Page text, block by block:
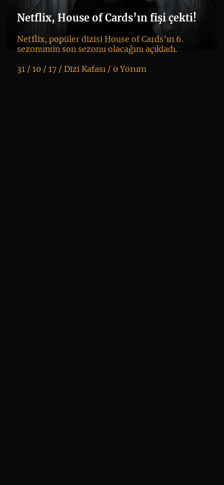
Netflix, House of Cards’ın fişi çekti!
Netflix, popüler dizisi House of Cards’ın 6.
sezonunun son sezonu olacağını açıkladı.
31 / 10 / 17 / Dizi Kafası/ 0 Yorum